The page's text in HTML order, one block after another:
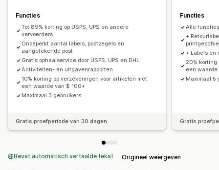
Functies
Tot 89% korting op USPS, UPS en andere
vervoerders
Onbeperkt aantal labels, postzegels en
aangetekende post
Gratis ophaalservice door USPS, UPS en DHL
Activiteiten- en uitgavenrapporten
10% korting op verzekeringen voor artikelen met
een waarde van $ 100+
Maximaal 3 gebruikers
Gratis proefperiode van 30 dagen
Functies
Alle
+
+ Labels en
20%
een
Maximaal 5
Gratis
Bevat automatisch vertaalde tekst Origineel weergeven